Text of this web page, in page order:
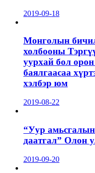
2019-09-18
Монголын бичил
холбооны
уурхай бол
баялгаасаа
хэлбэр юм
2019-08-22
“Уур
даатгал” Олон
2019-09-20